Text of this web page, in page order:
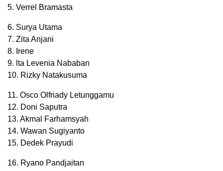
5. Verrel Bramasta
6. Surya Utama
7. Zita Anjani
8. Irene
9. lta Levenia Nababan
10. Rizky Natakusuma
11. Osco Olfriady Letunggamu
12. Doni Saputra
13. Akmal Farhamsyah
14. Wawan Sugiyanto
15. Dedek Prayudi
16. Ryano Pandjaitan